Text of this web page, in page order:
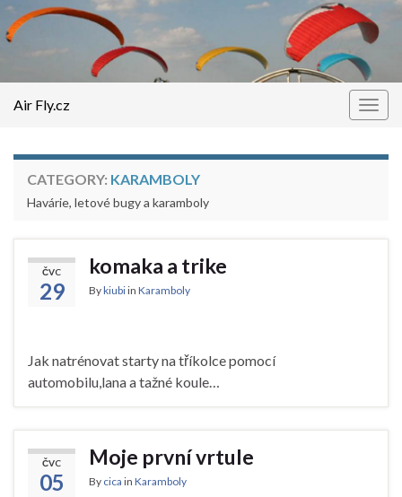
Air Fly.cz
CATEGORY: KARAMBOLY
Havárie, letové bugy a karamboly
ČVC
29
komaka a trike
Bykiubiin Karamboly
Jak natrénovat starty na tříkolce pomocí
automobilu,lana a tažné koule…
ČVC
05
Moje první vrtule
By cica in Karamboly